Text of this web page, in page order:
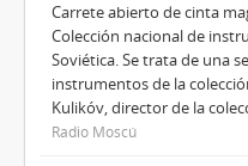
Carrete abierto de cinta
Colección nacional de
Soviética. Se trata de una
instrumentos de la
Kulikóv, director de la
Radio Moscú